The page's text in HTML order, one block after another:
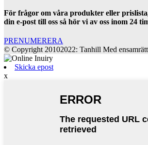
För frågor om våra produkter eller
din e-post till oss så hör vi av oss inom 24
PRENUMERERA
© Copyright 20102022: Tanhill Med
Skicka epost
x